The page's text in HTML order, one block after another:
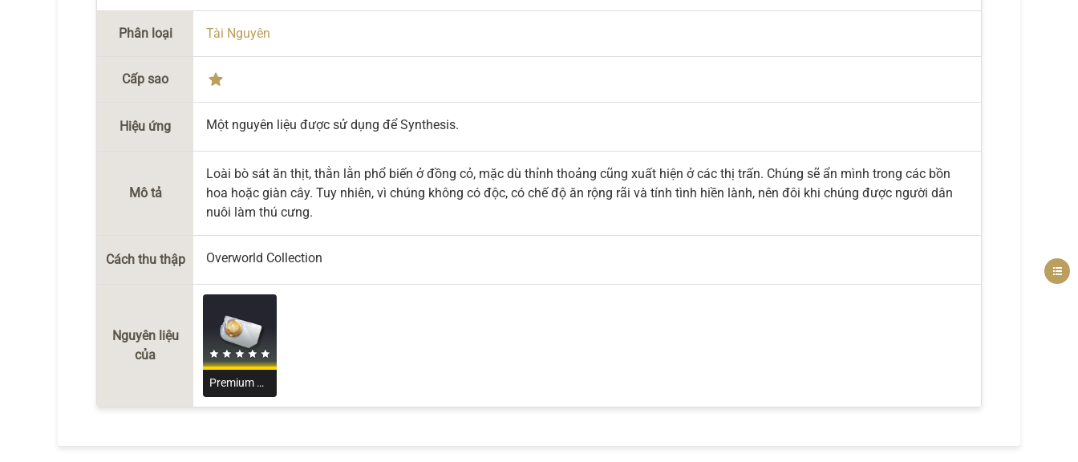
Phân loại Tài Nguyên
Cấp sao
Hiệu ứng Một nguyên liệu được sử dụng để Synthesis.
Mô tả
Loài bò sát ăn thịt, thằn lằn phổ biến ở đồng cỏ, mặc dù thỉnh thoảng cũng xuất hiện ở các thị trấn. Chúng sẽ ẩn mình trong các bồn
hoa hoặc giàn cây. Tuy nhiên, vì chúng không có độc, có chế độ ăn rộng rãi và tính tình hiền lành, nên đôi khi chúng được người dân
nuôi làm thú cưng.
Cách thu thập Overworld Collection
Nguyên liệu
của
Premium Nutrient Block